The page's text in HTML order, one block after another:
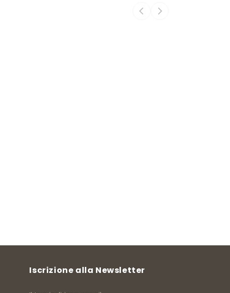
Iscrizione alla Newsletter